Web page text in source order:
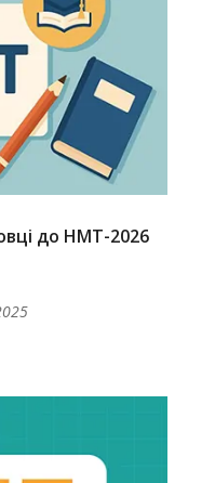
до НМТ-2026